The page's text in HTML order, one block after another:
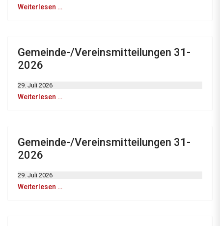
Weiterlesen …
Gemeinde-/Vereinsmitteilungen 31-
2026
29. Juli 2026
Weiterlesen …
Gemeinde-/Vereinsmitteilungen 31-
2026
29. Juli 2026
Weiterlesen …